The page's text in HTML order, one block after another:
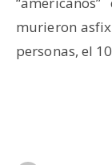
murieron
personas, el